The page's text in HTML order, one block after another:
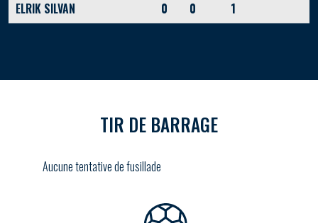
ELRIK SILVAN
0 0 1
TIR DE BARRAGE
Aucune tentative de fusillade